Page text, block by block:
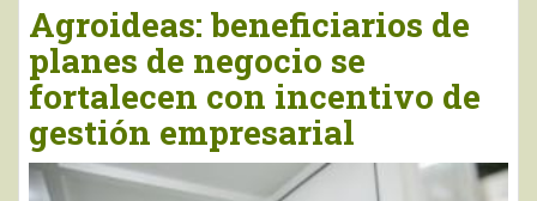
Agroideas: beneficiarios de
planes de negocio se
fortalecen con incentivo de
gestión empresarial